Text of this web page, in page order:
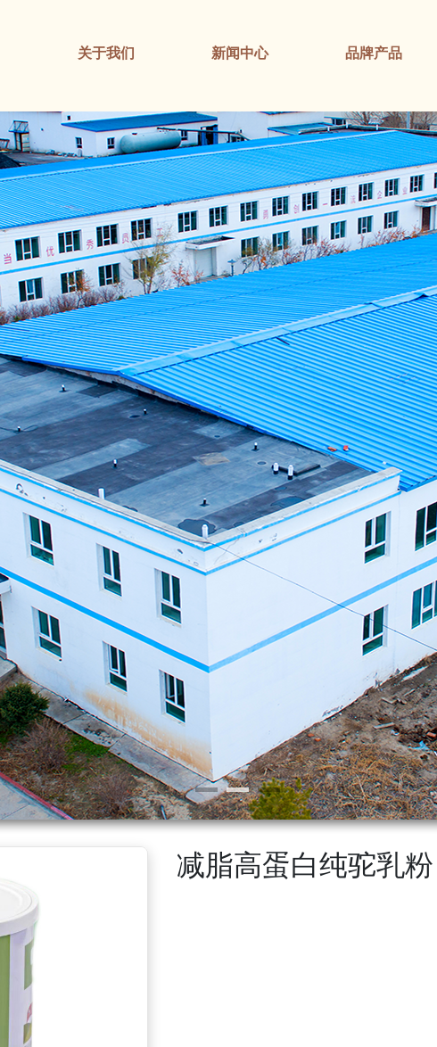
关于我们 新闻中心 品牌产品
减脂高蛋白纯驼乳